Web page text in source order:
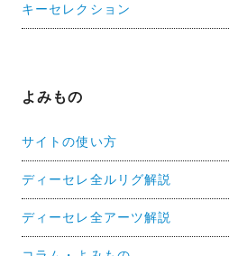
キーセレクション
よみもの
サイトの使い方
ディーセレ全ルリグ解説
ディーセレ全アーツ解説